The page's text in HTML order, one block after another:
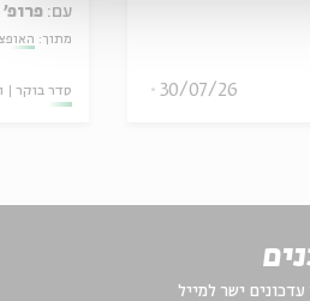
30/07/26
עם: פרופ'
מתוך:
סדר בוקר
עדכונים ישר למייל